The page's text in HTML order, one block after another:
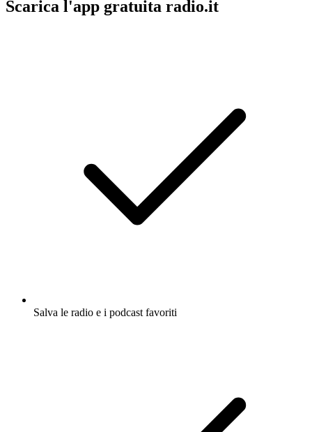
Scarica l'app gratuita radio.it
Salva le radio e i podcast favoriti